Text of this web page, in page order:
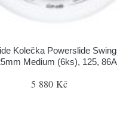
Kolečka Powerslide
Medium (6ks), 125, 86A
5 880 Kč